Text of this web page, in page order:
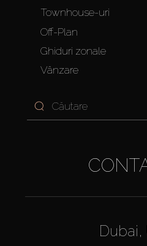
Townhouse-uri
Off-Plan
Ghiduri zonale
Vânzare
Dubai,